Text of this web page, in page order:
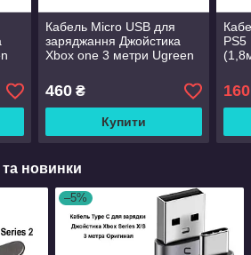
Кабель Micro USB для
заряджання Джойстика
Xbox one 3 метри Ugreen
460₴
Купити
PS5
160
та новинки
–5%